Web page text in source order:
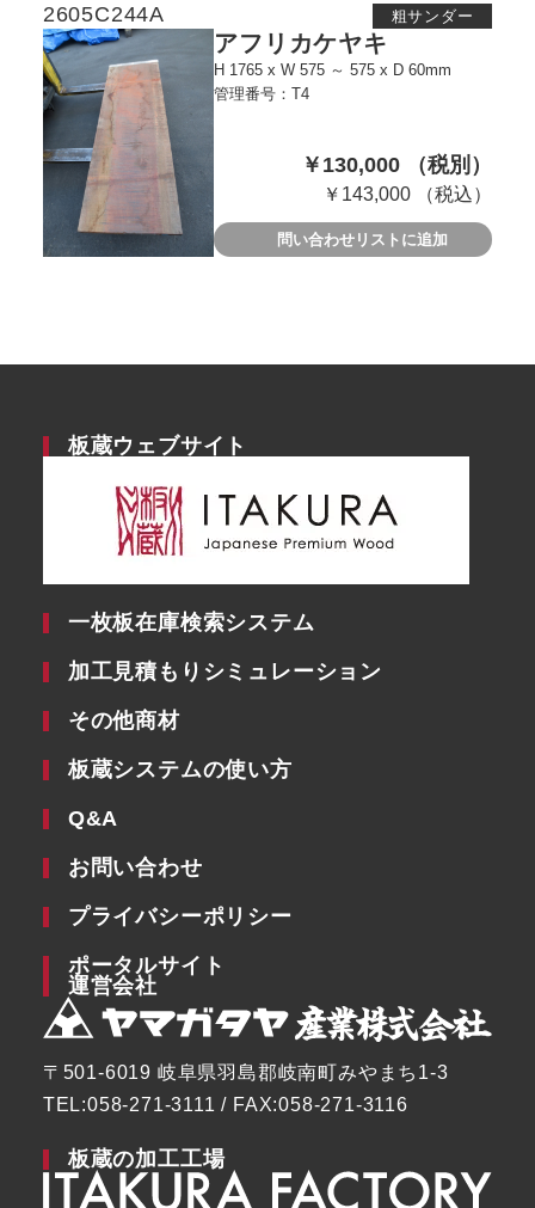
2605C244A 粗サンダー
アフリカケヤキ
H 1765 x W 575 ～ 575 x D 60mm
管理番号：T4
￥130,000 （税別）
￥143,000 （税込）
問い合わせリストに追加
板蔵ウェブサイト
一枚板在庫検索システム
加工見積もりシミュレーション
その他商材
板蔵システムの使い方
Q&A
お問い合わせ
プライバシーポリシー
ポータルサイト
運営会社
〒501-6019 岐阜県羽島郡岐南町みやまち1-3
TEL:058-271-3111 / FAX:058-271-3116
板蔵の加工工場